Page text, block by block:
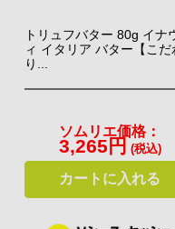
“パン百名店”3年連
オールスクラッチ製法に
低温長時間発酵で仕上げ
トリュフバター 80g イナ
ィ イタリア バター【こだ
り...
ソムリエ価格：
3,265円 (税込)
カートに入れる